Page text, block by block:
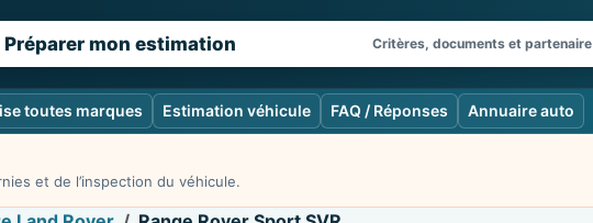
Préparer mon estimation Critères, documents et partenaire
toutes marques Estimation véhicule FAQ / Réponses Annuaire auto
et de l’inspection du véhicule.